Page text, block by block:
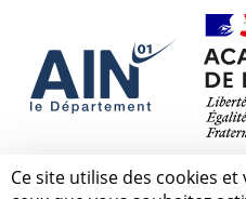
Ce site utilise des cookies